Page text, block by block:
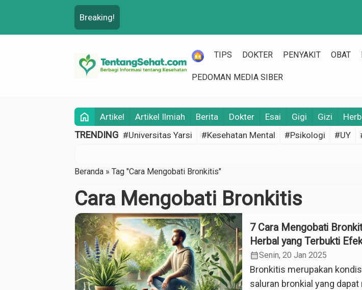
Breaking!
HOME
TIPS DOKTER PENYAKIT OBAT
PEDOMAN MEDIA SIBER
home Artikel Artikel Ilmiah Berita Dokter Esai Gigi Gizi
TRENDING #Universitas Yarsi #Kesehatan Mental #Psikologi #UY
Beranda » Tag "Cara Mengobati Bronkitis"
Cara Mengobati Bronkitis
7 Cara Mengobati
Herbal yang Terbukti
calendar_monthSenin, 20 Jan 2025
Bronkitis merupakan
saluran bronkial yang